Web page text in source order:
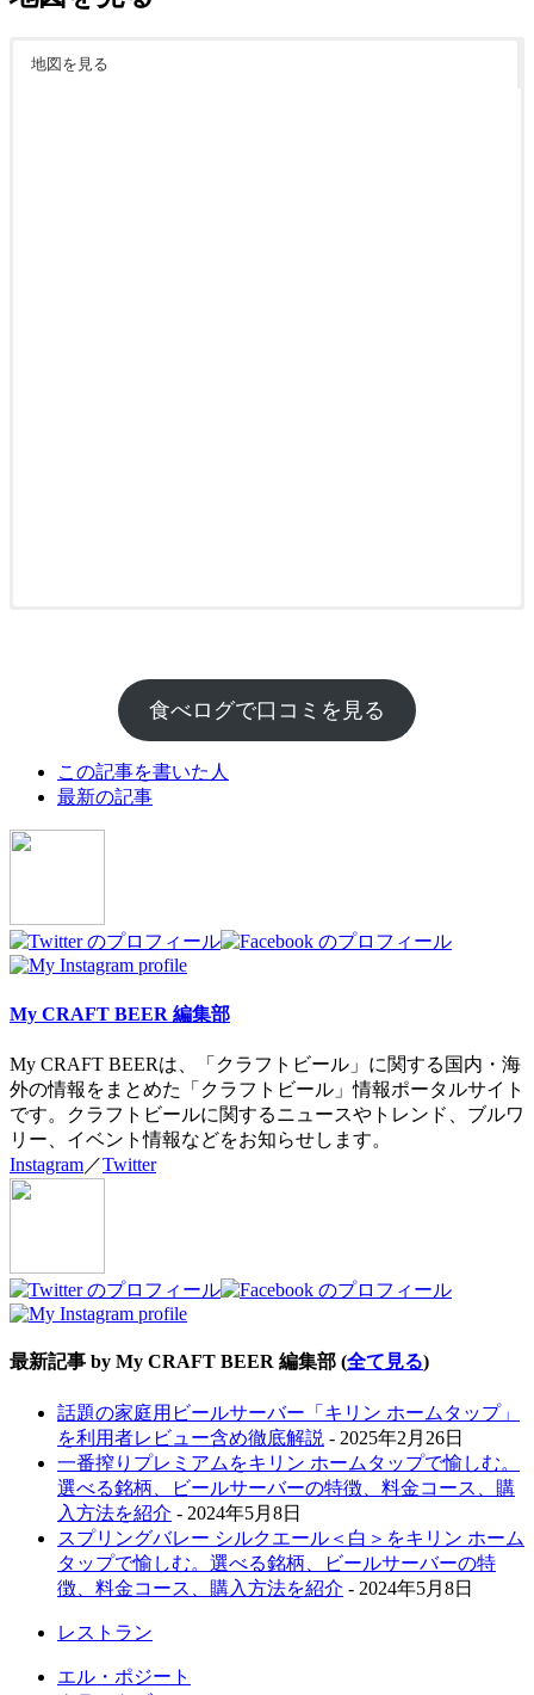
地図を見る
食べログで口コミを見る
following
tabs
change
この記事を書いた人
最新の記事
My CRAFT BEER 編集部
My CRAFT BEERは、「クラフトビール」に関する国内・海
外の情報をまとめた「クラフトビール」情報ポータルサイト
です。クラフトビールに関するニュースやトレンド、ブルワ
リー、イベント情報などをお知らせします。
Instagram／Twitter
最新記事 by My CRAFT BEER 編集部 (全て見る)
話題の家庭用ビールサーバー「キリン ホームタップ」
を利用者レビュー含め徹底解説 - 2025年2月26日
一番搾りプレミアムをキリン ホームタップで愉しむ。
選べる銘柄、ビールサーバーの特徴、料金コース、購
入方法を紹介 - 2024年5月8日
スプリングバレー シルクエール＜白＞をキリン ホーム
タップで愉しむ。選べる銘柄、ビールサーバーの特
徴、料金コース、購入方法を紹介 - 2024年5月8日
レストラン
エル・ポジート